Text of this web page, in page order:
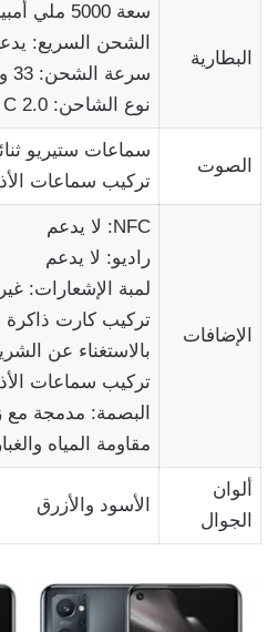
البطارية
سعة 5000 ملي أمبير غير قابلة للإزالة
الشحن السريع:
سرعة الشحن: 33 واط
نوع الشاحن: 2.0 USB C
الصوت
سماعات ستيريو
تركيب سماعات
الإضافات
NFC: لا يدعم
راديو: لا يدعم
لمبة الإشعارات:
تركيب كارت
بالاستغناء عن
تركيب سماعات
البصمة: مدمجة مع
مقاومة المياه
ألوان
الجوال
الأسود والأزرق